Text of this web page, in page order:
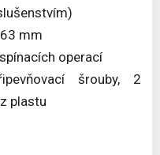
mm
operací
šrouby, 2
plastu